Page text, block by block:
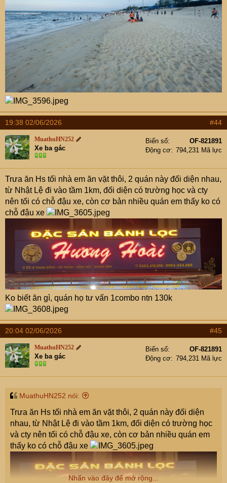
19:38 02/06/2026 #44
MuathuHN252
Xe ba gác
Biển số
OF-821891
Động cơ
794,231 Mã lực
Trưa ăn Hs tối nhà em ăn vặt thôi, 2 quán này đối diện nhau,
từ Nhật Lệ đi vào tầm 1km, đối diện có trường học và cty
nên tối có chỗ đậu xe, còn cơ bản nhiều quán em thấy ko có
chỗ đậu xe
Ko biết ăn gì, quán họ tư vấn 1combo ntn 130k
20:04 02/06/2026 #45
MuathuHN252
Xe ba gác
Biển số
OF-821891
Động cơ
794,231 Mã lực
MuathuHN252 nói:
Trưa ăn Hs tối nhà em ăn vặt thôi, 2 quán này đối diện
nhau, từ Nhật Lệ đi vào tầm 1km, đối diện có trường học
và cty nên tối có chỗ đậu xe, còn cơ bản nhiều quán em
thấy ko có chỗ đậu xe
Nhấn vào đây để mở rộng...